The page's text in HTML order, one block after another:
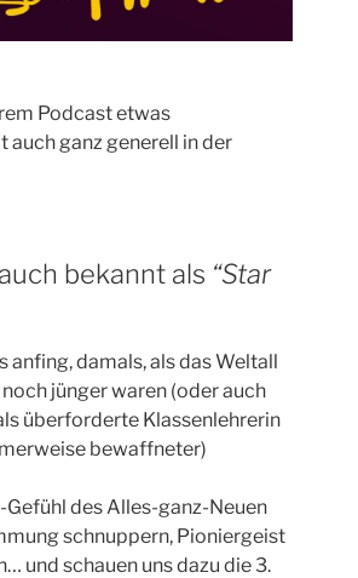
Podcast etwas
ganz generell in der
bekannt als “Star
anfing, damals, als das Weltall
jünger waren (oder auch
überforderte Klassenlehrerin
bewaffneter)
des Alles-ganz-Neuen
schnuppern, Pioniergeist
und schauen uns dazu die 3.